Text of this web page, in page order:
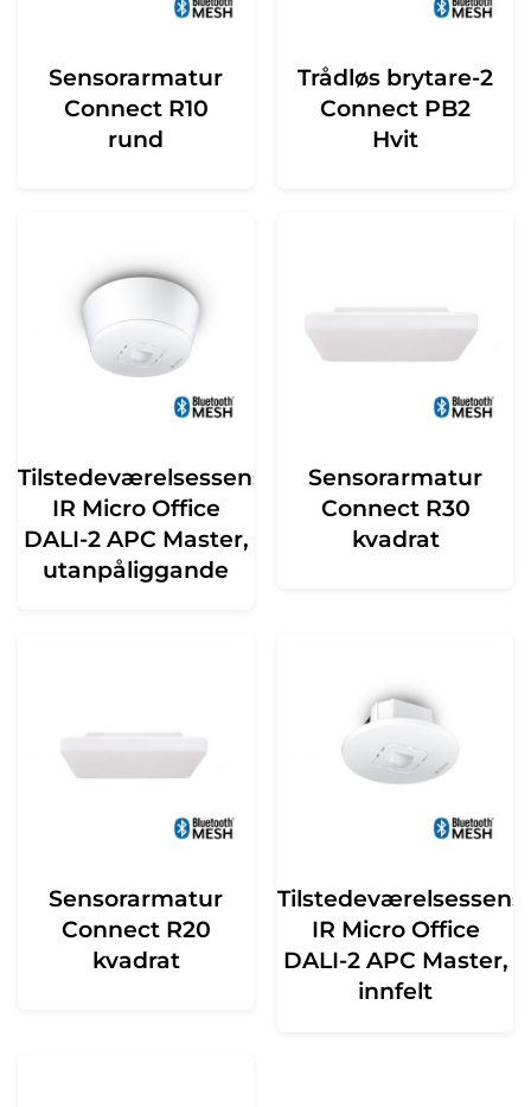
Sensorarmatur
Connect R10
rund
Trådløs brytare-2
Connect PB2
Hvit
Tilstedeværelsessensor
IR Micro Office
DALI-2 APC Master,
utanpåliggande
Sensorarmatur
Connect R30
kvadrat
Sensorarmatur
Connect R20
kvadrat
IR Micro Office
DALI-2 APC Master,
innfelt